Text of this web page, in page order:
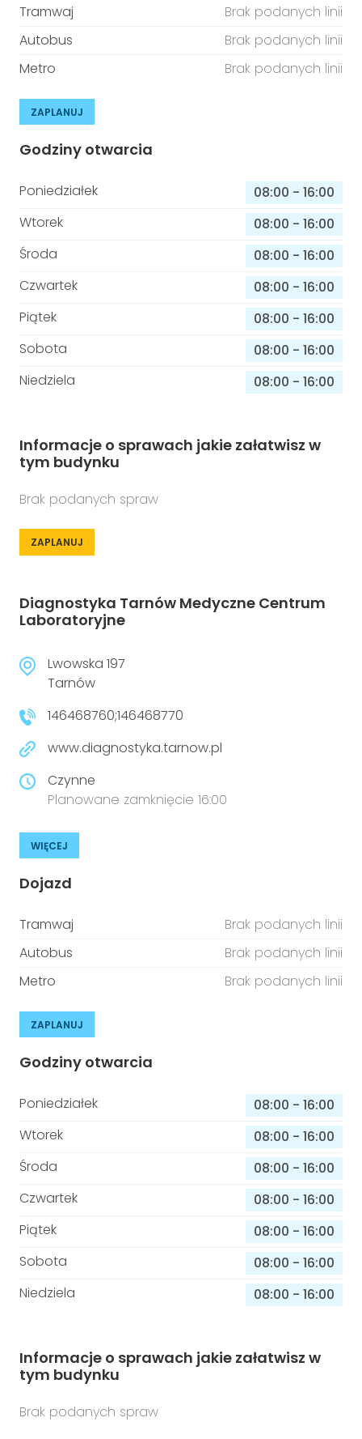
Tramwaj
Brak podanych linii
Autobus
Brak podanych linii
Metro
Brak podanych linii
ZAPLANUJ
Godziny otwarcia
Poniedziałek 08:00 - 16:00
Wtorek
08:00 - 16:00
Środa
08:00 - 16:00
Czwartek
08:00 - 16:00
Piątek
08:00 - 16:00
Sobota
08:00 - 16:00
Niedziela
08:00 - 16:00
Informacje o sprawach jakie załatwisz w
tym budynku
Brak podanych spraw
ZAPLANUJ
Diagnostyka Tarnów Medyczne Centrum
Laboratoryjne
Lwowska 197
Tarnów
146468760;146468770
www.diagnostyka.tarnow.pl
Czynne
Planowane zamknięcie 16:00
WIĘCEJ
Dojazd
Tramwaj
Brak podanych linii
Autobus
Brak podanych linii
Metro
Brak podanych linii
ZAPLANUJ
Godziny otwarcia
Poniedziałek 08:00 - 16:00
Wtorek
08:00 - 16:00
Środa
08:00 - 16:00
Czwartek
08:00 - 16:00
Piątek
08:00 - 16:00
Sobota
08:00 - 16:00
Niedziela
08:00 - 16:00
Informacje o sprawach jakie załatwisz w
tym budynku
Brak podanych spraw